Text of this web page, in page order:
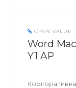
OPEN VALUE
Word
Y1 AP